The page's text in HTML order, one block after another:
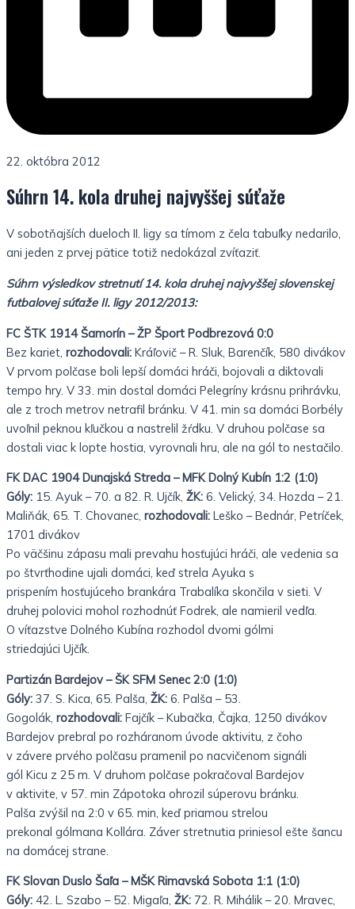
22. októbra 2012
Súhrn 14. kola druhej najvyššej súťaže
V sobotňajších dueloch II. ligy sa tímom z čela tabuľky nedarilo,
ani jeden z prvej pätice totiž nedokázal zvíťaziť.
Súhrn výsledkov stretnutí 14. kola druhej najvyššej slovenskej
futbalovej súťaže II. ligy 2012/2013:
FC ŠTK 1914 Šamorín – ŽP Šport Podbrezová 0:0
Bez kariet, rozhodovali: Kráľovič – R. Sluk, Barenčík, 580 divákov
V prvom polčase boli lepší domáci hráči, bojovali a diktovali
tempo hry. V 33. min dostal domáci Pelegríny krásnu prihrávku,
ale z troch metrov netrafil bránku. V 41. min sa domáci Borbély
uvoľnil peknou kľučkou a nastrelil žŕdku. V druhou polčase sa
dostali viac k lopte hostia, vyrovnali hru, ale na gól to nestačilo.
FK DAC 1904 Dunajská Streda – MFK Dolný Kubín 1:2 (1:0)
Góly: 15. Ayuk – 70. a 82. R. Ujčík, ŽK: 6. Velický, 34. Hozda – 21.
Maliňák, 65. T. Chovanec, rozhodovali: Leško – Bednár, Petríček,
1701 divákov
Po väčšinu zápasu mali prevahu hosťujúci hráči, ale vedenia sa
po štvrťhodine ujali domáci, keď strela Ayuka s
prispením hosťujúceho brankára Trabalíka skončila v sieti. V
druhej polovici mohol rozhodnúť Fodrek, ale namieril vedľa.
O víťazstve Dolného Kubína rozhodol dvomi gólmi
striedajúci Ujčík.
Partizán Bardejov – ŠK SFM Senec 2:0 (1:0)
Góly: 37. S. Kica, 65. Palša, ŽK: 6. Palša – 53.
Gogolák, rozhodovali: Fajčík – Kubačka, Čajka, 1250 divákov
Bardejov prebral po rozháranom úvode aktivitu, z čoho
v závere prvého polčasu pramenil po nacvičenom signáli
gól Kicu z 25 m. V druhom polčase pokračoval Bardejov
v aktivite, v 57. min Zápotoka ohrozil súperovu bránku.
Palša zvýšil na 2:0 v 65. min, keď priamou strelou
prekonal gólmana Kollára. Záver stretnutia priniesol ešte šancu
na domácej strane.
FK Slovan Duslo Šaľa – MŠK Rimavská Sobota 1:1 (1:0)
Góly: 42. L. Szabo – 52. Migaľa, ŽK: 72. R. Mihálik – 20. Mravec,